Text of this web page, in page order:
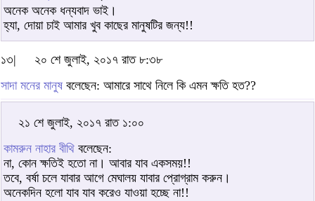
অনেক অনেক ধন্যবাদ ভাই।
হ্যা, দোয়া চাই আমার খুব কাছের মানুষটির জন্য!!
১৩|
২০ শে জুলাই, ২০১৭ রাত ৮:৩৮
সাদা মনের মানুষ বলেছেন: আমারে সাথে নিলে কি এমন ক্ষতি হত??
২১ শে জুলাই, ২০১৭ রাত ১:০০
কামরুন নাহার বীথি বলেছেন:
না, কোন ক্ষতিই হতো না। আবার যাব একসময়!!
তবে, বর্ষা চলে যাবার আগে মেঘালয় যাবার প্রোগ্রাম করুন।
অনেকদিন হলো যাব যাব করেও যাওয়া হচ্ছে না!!